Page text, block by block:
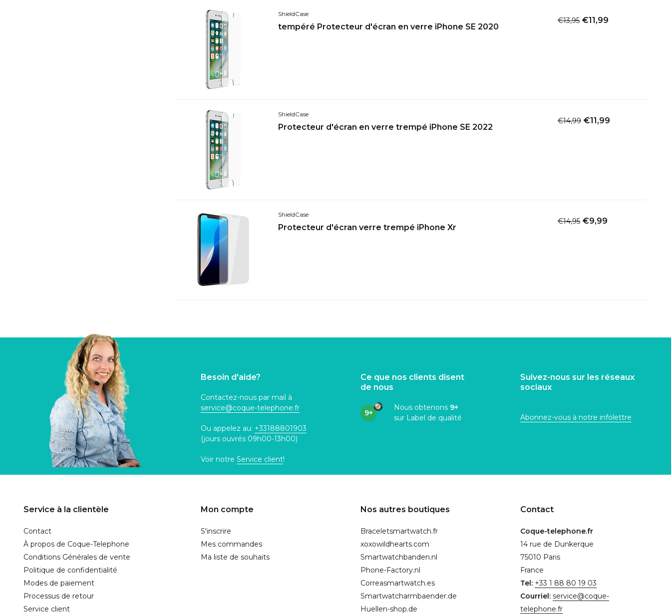
ShieldCase
tempéré Protecteur d'écran en verre iPhone SE 2020
€13,95 €11,99
ShieldCase
Protecteur d'écran en verre trempé iPhone SE 2022
€14,99 €11,99
ShieldCase
Protecteur d'écran verre trempé iPhone Xr
€14,95 €9,99
Besoin d'aide?
Contactez-nous par mail à
service@coque-telephone.fr
Ou appelez au: +33188801903
(jours ouvrés 09h00-13h00)
Voir notre Service client!
Ce que nos clients disent
de nous
9+
Nous obtenons 9+
sur Label de qualité
Suivez-nous sur les réseaux
sociaux
Abonnez-vous à notre infolettre
Service à la clientèle
Contact
À propos de Coque-Telephone
Conditions Générales de vente
Politique de confidentialité
Modes de paiement
Processus de retour
Service client
Mon compte
S'inscrire
Mes commandes
Ma liste de souhaits
Nos autres boutiques
Braceletsmartwatch.fr
xoxowildhearts.com
Smartwatchbanden.nl
Phone-Factory.nl
Correasmartwatch.es
Smartwatcharmbaender.de
Huellen-shop.de
Contact
Coque-telephone.fr
14 rue de Dunkerque
75010 Paris
France
Tel: +33 1 88 80 19 03
Courriel: service@coque-
telephone.fr